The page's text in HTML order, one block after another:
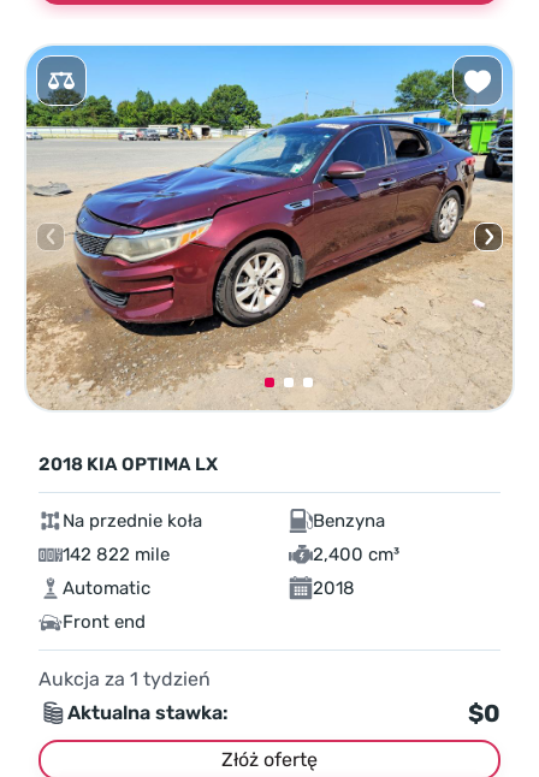
2018 KIA OPTIMA LX
Na przednie koła
Benzyna
142 822 mile
2,400 cm³
Automatic
2018
Front end
Aukcja za 1 tydzień
Aktualna stawka:
$0
Złóż ofertę